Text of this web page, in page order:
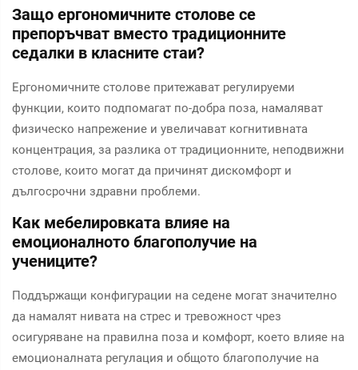
Защо ергономичните столове се
препоръчват вместо традиционните
седалки в класните стаи?
Ергономичните столове притежават регулируеми
функции, които подпомагат по-добра поза, намаляват
физическо напрежение и увеличават когнитивната
концентрация, за разлика от традиционните, неподвижни
столове, които могат да причинят дискомфорт и
дългосрочни здравни проблеми.
Как мебелировката влияе на
емоционалното благополучие на
учениците?
Поддържащи конфигурации на седене могат значително
да намалят нивата на стрес и тревожност чрез
осигуряване на правилна поза и комфорт, което влияе на
емоционалната регулация и общото благополучие на